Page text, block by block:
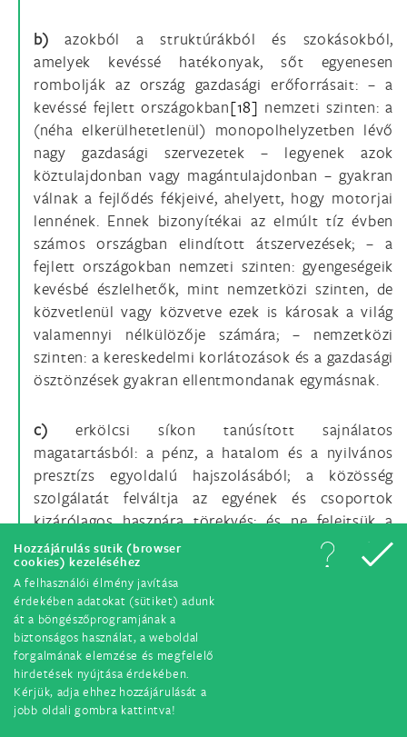
Hozzájárulás sütik (browser
cookies) kezeléséhez
A felhasználói élmény javítása
érdekében adatokat (sütiket) adunk
át a böngészőprogramjának a
biztonságos használat, a weboldal
forgalmának elemzése és megfelelő
hirdetések nyújtása érdekében.
Kérjük, adja ehhez hozzájárulását a
jobb oldali gombra kattintva!
b)azokból a struktúrákból és szokásokból,
amelyek kevéssé hatékonyak, sőt egyenesen
rombolják az ország gazdasági erőforrásait: – a
kevéssé fejlett országokban[18] nemzeti szinten: a
(néha elkerülhetetlenül) monopolhelyzetben lévő
nagy gazdasági szervezetek – legyenek azok
köztulajdonban vagy magántulajdonban – gyakran
válnak a fejlődés fékjeivé, ahelyett, hogy motorjai
lennének. Ennek bizonyítékai az elmúlt tíz évben
számos országban elindított átszervezések; – a
fejlett országokban nemzeti szinten: gyengeségeik
kevésbé észlelhetők, mint nemzetközi szinten, de
közvetlenül vagy közvetve ezek is károsak a világ
valamennyi nélkülözője számára; – nemzetközi
szinten: a kereskedelmi korlátozások és a gazdasági
ösztönzések gyakran ellentmondanak egymásnak.
c)erkölcsi síkon tanúsított sajnálatos
magatartásból: a pénz, a hatalom és a nyilvános
presztízs egyoldalú hajszolásából; a közösség
szolgálatát felváltja az egyének és csoportok
kizárólagos hasznára törekvés; és ne felejtsük a
jelentős, különféle formákat öltő kiterjedt
korrupciót sem, melytől egyetlen ország sem
mondhatja magát mentesnek.
Mindez nyilvánvalóvá teszi az emberi cselekvés
esetlegességét. Gyakran ugyanis minden jó szándék
ellenére olyan hibákat követünk el, amelyek aztán
bizonytalanná teszik a helyzetet. Ezek feltárása már